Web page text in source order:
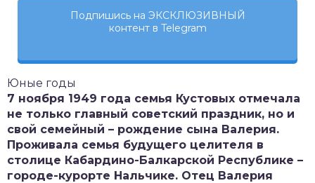
Подпишись на ЭКСКЛЮЗИВНЫЙ
контент в Telegram
Юные годы
7 ноября 1949 года семья Кустовых отмечала
не только главный советский праздник, но и
свой семейный – рождение сына Валерия.
Проживала семья будущего целителя в
столице Кабардино-Балкарской Республике –
городе-курорте Нальчике. Отец Валерия